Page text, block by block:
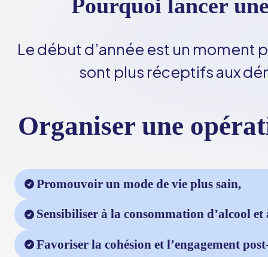
Pourquoi lancer
Le début d’année est un moment
sont plus réceptifs aux
Organiser une
Promouvoir un mode de vie plus sain,
Sensibiliser à la consommation d’alcool
Favoriser la cohésion et l’engagement